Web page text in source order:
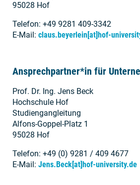
95028 Hof
Telefon: +49 9281 409-3342
E-Mail: claus.beyerlein[at]hof-
Ansprechpartner*in für
Prof. Dr. Ing. Jens Beck
Hochschule Hof
Studiengangleitung
Alfons-Goppel-Platz 1
95028 Hof
Telefon: +49 (0) 9281 / 409 4677
E-Mail: Jens.Beck[at]hof-university.de